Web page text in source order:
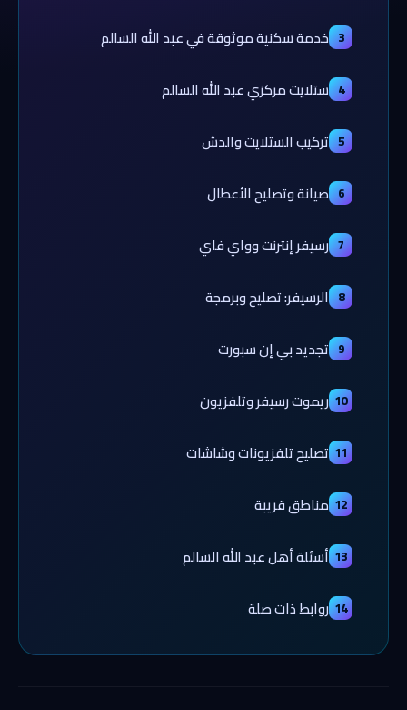
3 خدمة سكنية موثوقة في عبد الله السالم
4 ستلايت مركزي عبد الله السالم
5 تركيب الستلايت والدش
6 صيانة وتصليح الأعطال
7 رسيفر إنترنت وواي فاي
8 الرسيفر: تصليح وبرمجة
9 تجديد بي إن سبورت
10 ريموت رسيفر وتلفزيون
11 تصليح تلفزيونات وشاشات
12 مناطق قريبة
13 أسئلة أهل عبد الله السالم
14 روابط ذات صلة